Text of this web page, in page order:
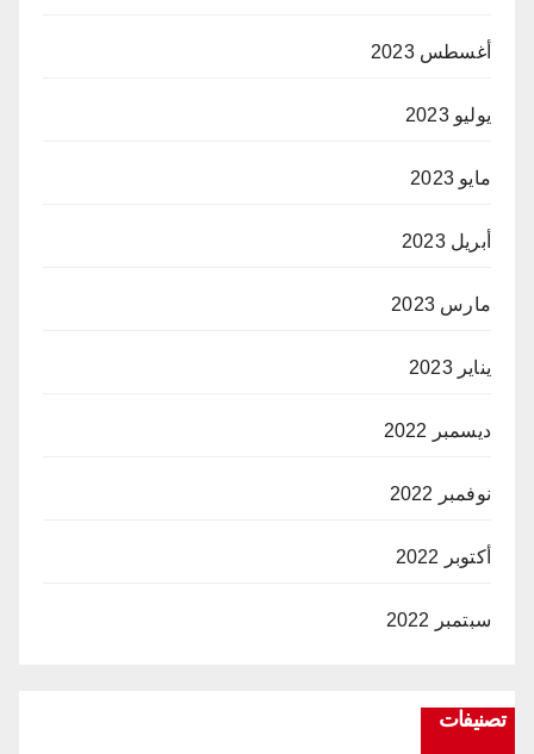
أغسطس 2023
يوليو 2023
مايو 2023
أبريل 2023
مارس 2023
يناير 2023
ديسمبر 2022
نوفمبر 2022
أكتوبر 2022
سبتمبر 2022
تصنيفات